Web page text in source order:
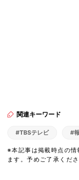
関連キーワード
#TBSテレビ #
※本記事は掲載時点の情
ます。予めご了承くださ